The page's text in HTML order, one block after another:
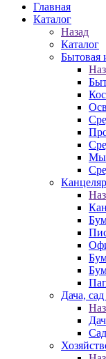
Главная
Каталог
Назад
Каталог
Бытовая
Дача,